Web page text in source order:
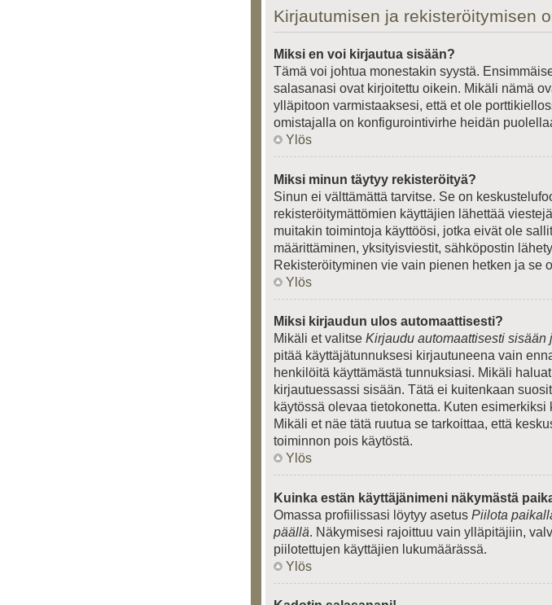
Kirjautumisen ja rekisteröitymisen
Miksi en voi kirjautua sisään?
Tämä voi johtua monestakin syystä.
salasanasi ovat kirjoitettu oikein. Mikäli nämä
ylläpitoon varmistaaksesi, että et ole
omistajalla on konfigurointivirhe heidän
Ylös
Miksi minun täytyy rekisteröityä?
Sinun ei välttämättä tarvitse. Se on
rekisteröitymättömien käyttäjien lähettää
muitakin toimintoja käyttöösi, jotka eivät ole
määrittäminen, yksityisviestit, sähköpostin
Rekisteröityminen vie vain pienen hetken ja se
Ylös
Miksi kirjaudun ulos automaattisesti?
Mikäli et valitse Kirjaudu automaattisesti sisään
pitää käyttäjätunnuksesi kirjautuneena vain
henkilöitä käyttämästä tunnuksiasi. Mikäli
kirjautuessassi sisään. Tätä ei kuitenkaan
käytössä olevaa tietokonetta. Kuten
Mikäli et näe tätä ruutua se tarkoittaa, että
toiminnon pois käytöstä.
Ylös
Kuinka estän käyttäjänimeni näkymästä
Omassa profiilissasi löytyy asetus Piilota
päällä. Näkymisesi rajoittuu vain ylläpitäjiin,
piilotettujen käyttäjien lukumäärässä.
Ylös